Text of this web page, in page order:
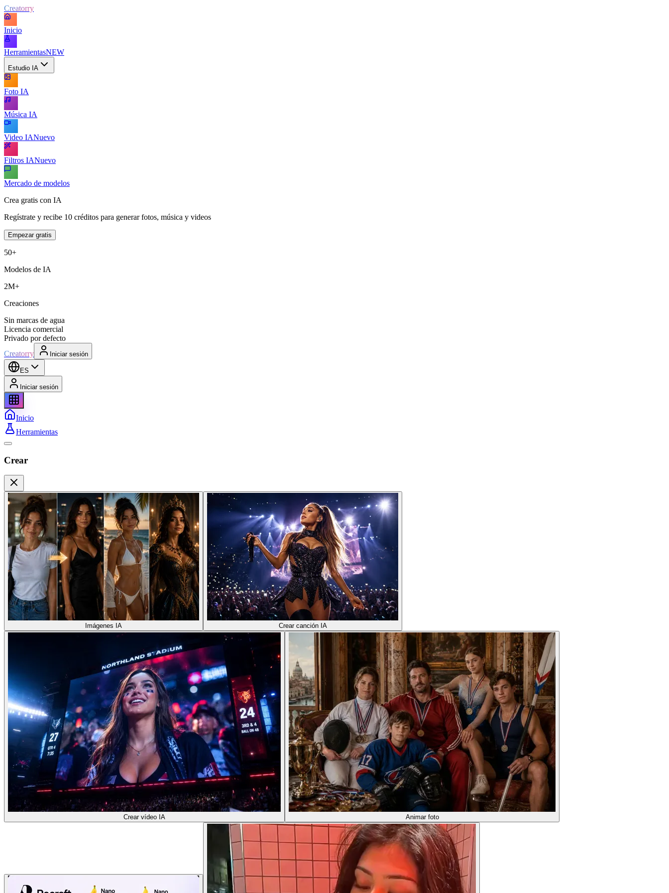
Creatorry
Inicio
HerramientasNEW
Estudio IA
Foto IA
Música IA
Video IANuevo
Filtros IANuevo
Mercado de modelos
Crea gratis con IA
Regístrate y recibe 10 créditos para generar fotos, música y videos
Empezar gratis
50+
Modelos de IA
2M+
Creaciones
Sin marcas de agua
Licencia comercial
Privado por defecto
Creatorry
Iniciar sesión
ES
Iniciar sesión
Inicio
Herramientas
Crear
Imágenes IA Crear canción IA
Crear vídeo IA Animar foto